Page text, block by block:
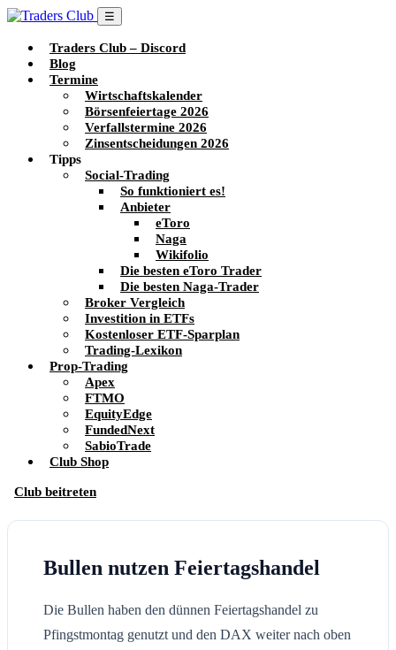
☰
Traders Club – Discord
Blog
Termine
Wirtschaftskalender
Börsenfeiertage 2026
Verfallstermine 2026
Zinsentscheidungen 2026
Tipps
Social-Trading
So funktioniert es!
Anbieter
eToro
Naga
Wikifolio
Die besten eToro Trader
Die besten Naga-Trader
Broker Vergleich
Investition in ETFs
Kostenloser ETF-Sparplan
Trading-Lexikon
Prop-Trading
Apex
FTMO
EquityEdge
FundedNext
SabioTrade
Club Shop
Club beitreten
Bullen nutzen Feiertagshandel
Die Bullen haben den dünnen Feiertagshandel zu
Pfingstmontag genutzt und den DAX weiter nach oben